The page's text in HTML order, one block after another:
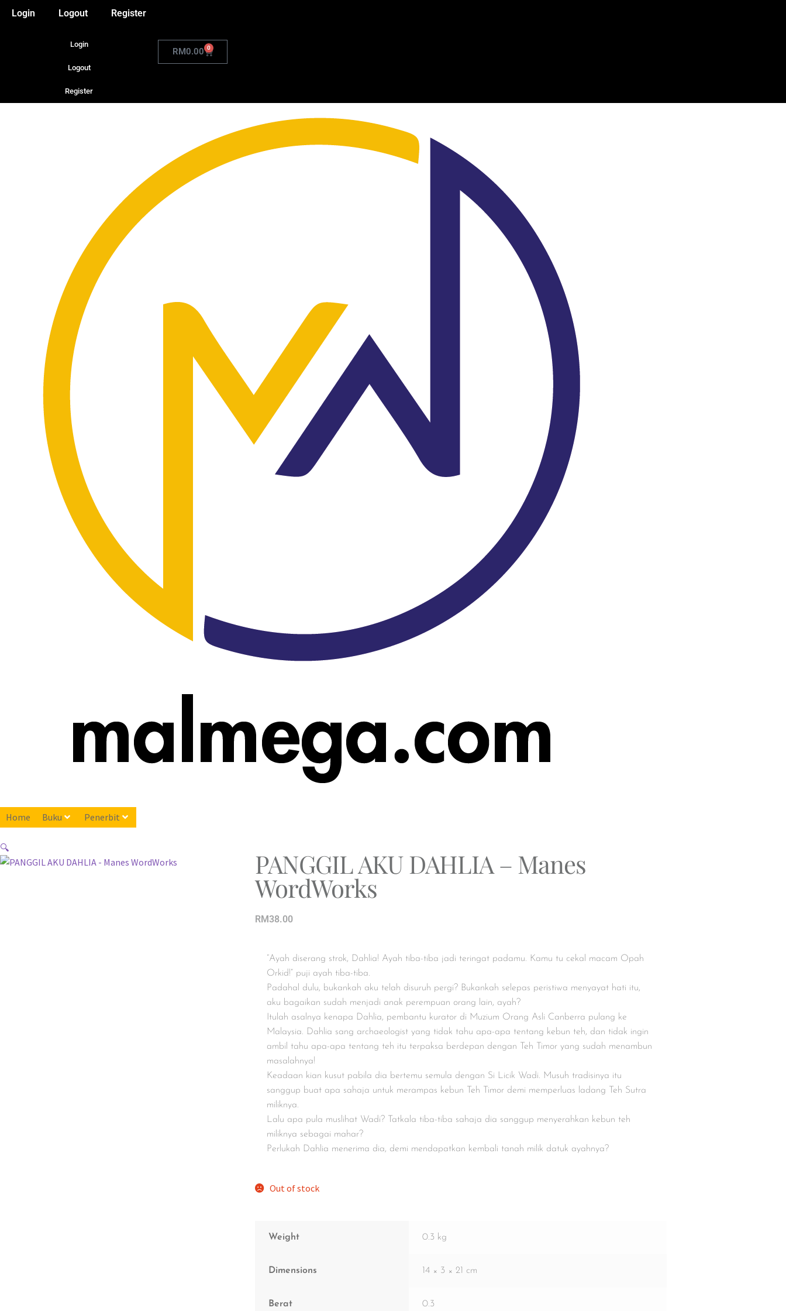
Login Logout Register
Login
Logout
Register
RM0.00 0
Home Buku Penerbit
🔍 PANGGIL AKU DAHLIA – Manes
WordWorks
RM38.00
“Ayah diserang strok, Dahlia! Ayah tiba-tiba jadi teringat padamu. Kamu tu cekal macam Opah
Orkid!” puji ayah tiba-tiba.
Padahal dulu, bukankah aku telah disuruh pergi? Bukankah selepas peristiwa menyayat hati itu,
aku bagaikan sudah menjadi anak perempuan orang lain, ayah?
Itulah asalnya kenapa Dahlia, pembantu kurator di Muzium Orang Asli Canberra pulang ke
Malaysia. Dahlia sang archaeologist yang tidak tahu apa-apa tentang kebun teh, dan tidak ingin
ambil tahu apa-apa tentang teh itu terpaksa berdepan dengan Teh Timor yang sudah menambun
masalahnya!
Keadaan kian kusut pabila dia bertemu semula dengan Si Licik Wadi. Musuh tradisinya itu
sanggup buat apa sahaja untuk merampas kebun Teh Timor demi memperluas ladang Teh Sutra
miliknya.
Lalu apa pula muslihat Wadi? Tatkala tiba-tiba sahaja dia sanggup menyerahkan kebun teh
miliknya sebagai mahar?
Perlukah Dahlia menerima dia, demi mendapatkan kembali tanah milik datuk ayahnya?
Out of stock
Weight 0.3 kg
Dimensions 14 × 3 × 21 cm
Berat 0.3